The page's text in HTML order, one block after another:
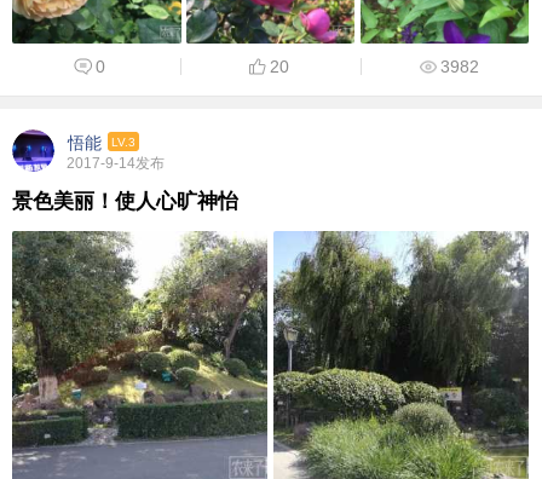
0 20 3982
悟能 LV.3
2017-9-14发布
景色美丽！使人心旷神怡